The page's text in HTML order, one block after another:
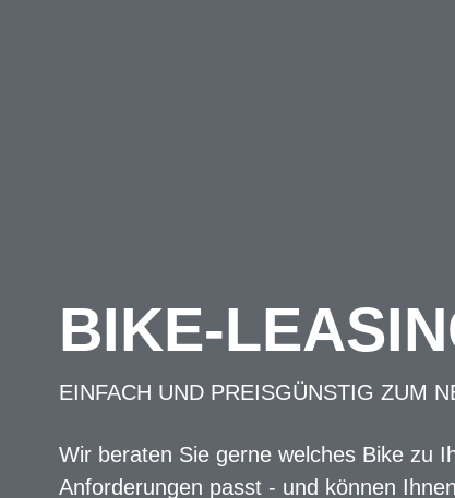
BIKE-
EINFACH UND PREISGÜNSTIG ZUM
Wir beraten Sie gerne welches Bike zu
Anforderungen passt - und können